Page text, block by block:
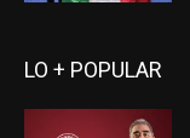
LO + POPULAR